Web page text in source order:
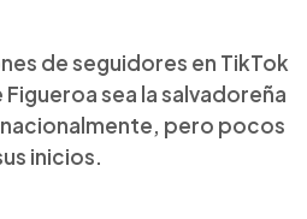
de seguidores en TikTok
sea la salvadoreña
pero pocos
inicios.